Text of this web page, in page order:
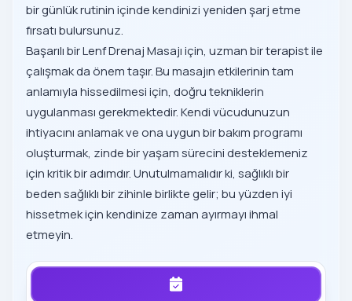
bir günlük rutinin içinde kendinizi yeniden şarj etme
fırsatı bulursunuz.
Başarılı bir Lenf Drenaj Masajı için, uzman bir terapist ile
çalışmak da önem taşır. Bu masajın etkilerinin tam
anlamıyla hissedilmesi için, doğru tekniklerin
uygulanması gerekmektedir. Kendi vücudunuzun
ihtiyacını anlamak ve ona uygun bir bakım programı
oluşturmak, zinde bir yaşam sürecini desteklemeniz
için kritik bir adımdır. Unutulmamalıdır ki, sağlıklı bir
beden sağlıklı bir zihinle birlikte gelir; bu yüzden iyi
hissetmek için kendinize zaman ayırmayı ihmal
etmeyin.